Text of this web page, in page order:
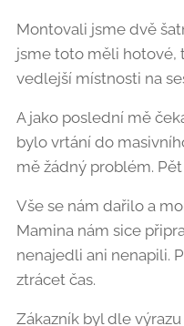
Montovali jsme dvě
jsme toto měli hotové,
vedlejší místnosti na
A jako poslední mě
bylo vrtání do
mě žádný problém.
Vše se nám dařilo a
Mamina nám sice
nenajedli ani nenapili.
ztrácet čas.
Zákazník byl dle